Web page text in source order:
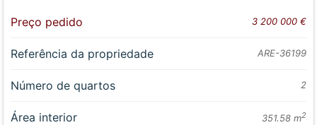
Preço pedido 3 200 000 €
Referência da propriedade ARE-36199
Número de quartos 2
Área interior 351.58 m2